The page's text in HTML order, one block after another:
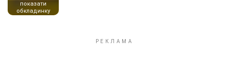
показати
обкладинку